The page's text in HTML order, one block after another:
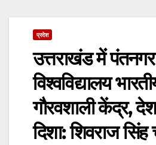
प्रदेश
उत्तराखंड में पंतनगर
विश्वविद्यालय
गौरवशाली केंद्र,
दिशा: शिवराज सिंह